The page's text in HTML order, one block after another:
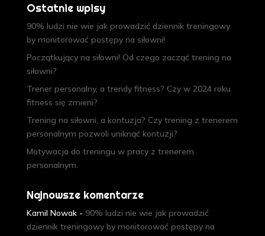
Ostatnie wpisy
90% ludzi nie wie jak prowadzić dziennik treningowy
by monitorować postępy na siłowni!
Początkujący na siłowni! Od czego zacząć trening na
siłowni?
Trener personalny, a trendy fitness? Czy w 2024 roku
fitness się zmieni?
Trening na siłowni, a kontuzja? Czy trening z trenerem
personalnym pozwoli uniknąć kontuzji?
Motywacja do treningu w pracy z trenerem
personalnym.
Najnowsze komentarze
Kamil Nowak- 90% ludzi nie wie jak prowadzić
dziennik treningowy by monitorować postępy na